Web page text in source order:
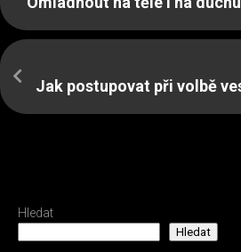
Hledat
Hledat